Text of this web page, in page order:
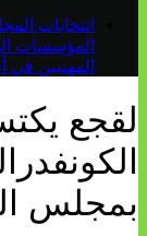
انتخابات
المؤسسات
المهنيين في
لقجع
بمجلس